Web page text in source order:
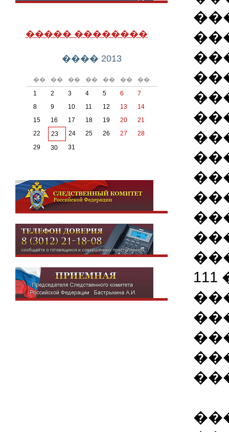
����� ��������
���� 2013
�� �� �� �� �� ��
��
1
2 3 4 5 6
7
8
9 10 11 12 13
14
15
16 17 18 19 20
21
22
23 24 25 26 27
28
29
30 31